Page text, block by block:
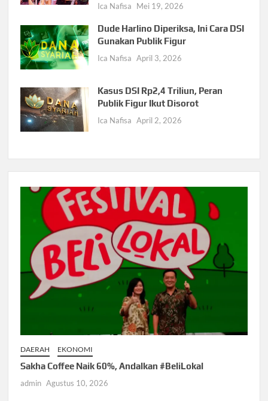
Ica Nafisa Mei 19, 2026
Dude Harlino Diperiksa, Ini Cara DSI
Gunakan Publik Figur
Ica Nafisa April 3, 2026
Kasus DSI Rp2,4 Triliun, Peran
Publik Figur Ikut Disorot
Ica Nafisa April 2, 2026
DAERAH EKONOMI
Sakha Coffee Naik 60%, Andalkan #BeliLokal
admin Agustus 10, 2026